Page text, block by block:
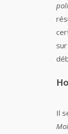
sur
Il